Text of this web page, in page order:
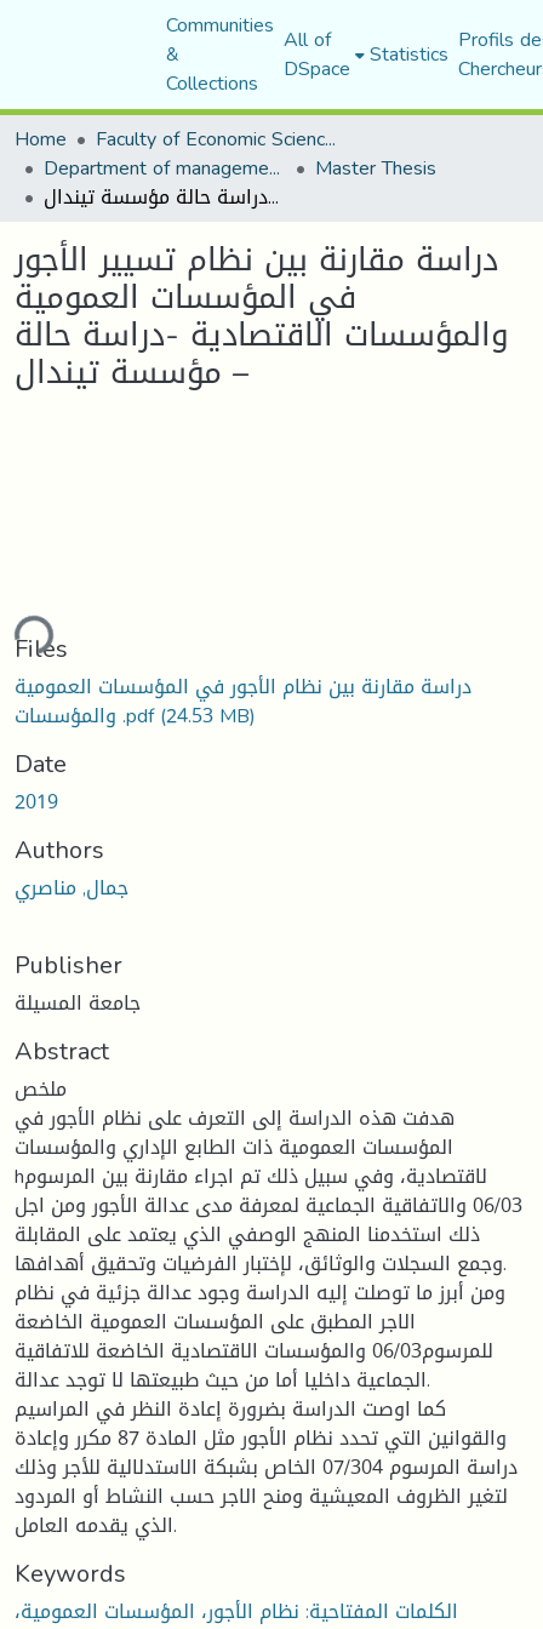
Communities
&
Collections
All of
DSpace Statistics Profils
Home
Faculty of Economic Sciences, Commerce and Management Sciences
Department of management sciences Master Thesis
دراسة مقارنة بين نظام تسيير الأجور في المؤسسات العمومية والمؤسسات الاقتصادية -دراسة حالة مؤسسة تيندال –
دراسة مقارنة بين نظام تسيير الأجور
في المؤسسات العمومية
والمؤسسات الاقتصادية -دراسة حالة
مؤسسة تيندال –
Files
دراسة مقارنة بين نظام الأجور في المؤسسات العمومية
والمؤسسات .pdf(24.53 MB)
Date
2019
Authors
جمال, مناصري
Publisher
جامعة المسيلة
Abstract
ملخص
هدفت هذه الدراسة إلى التعرف على نظام الأجور في
المؤسسات العمومية ذات الطابع الإداري والمؤسسات
hلاقتصادية، وفي سبيل ذلك تم اجراء مقارنة بين المرسوم
06/03 والاتفاقية الجماعية لمعرفة مدى عدالة الأجور ومن اجل
ذلك استخدمنا المنهج الوصفي الذي يعتمد على المقابلة
وجمع السجلات والوثائق، لإختبار الفرضيات وتحقيق أهدافها.
ومن أبرز ما توصلت إليه الدراسة وجود عدالة جزئية في نظام
الاجر المطبق على المؤسسات العمومية الخاضعة
للمرسوم06/03 والمؤسسات الاقتصادية الخاضعة للاتفاقية
الجماعية داخليا أما من حيث طبيعتها لا توجد عدالة.
كما اوصت الدراسة بضرورة إعادة النظر في المراسيم
والقوانين التي تحدد نظام الأجور مثل المادة 87 مكرر وإعادة
دراسة المرسوم 07/304 الخاص بشبكة الاستدلالية للأجر وذلك
لتغير الظروف المعيشية ومنح الاجر حسب النشاط أو المردود
الذي يقدمه العامل.
Keywords
الكلمات المفتاحية: نظام الأجور، المؤسسات العمومية،